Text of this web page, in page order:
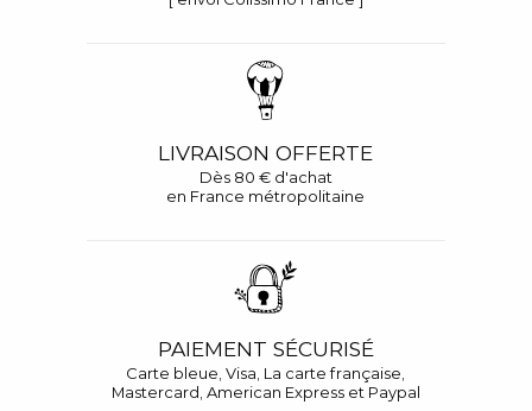
LIVRAISON OFFERTE
Dès 80 € d'achat
en France métropolitaine
PAIEMENT SÉCURISÉ
Carte bleue, Visa, La carte française,
Mastercard, American Express et Paypal